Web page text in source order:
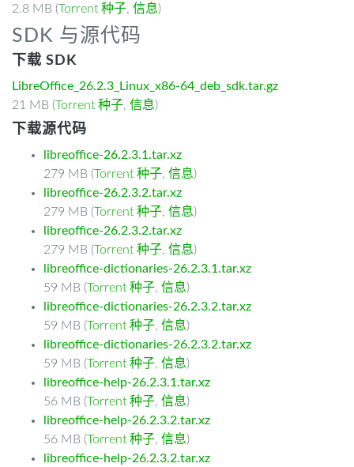
2.8 MB (Torrent 种子, 信息)
SDK 与源代码
下载 SDK
LibreOffice_26.2.3_Linux_x86-64_deb_sdk.tar.gz
21 MB (Torrent 种子, 信息)
下载源代码
libreoffice-26.2.3.1.tar.xz
279 MB (Torrent 种子, 信息)
libreoffice-26.2.3.2.tar.xz
279 MB (Torrent 种子, 信息)
libreoffice-26.2.3.2.tar.xz
279 MB (Torrent 种子, 信息)
libreoffice-dictionaries-26.2.3.1.tar.xz
59 MB (Torrent 种子, 信息)
libreoffice-dictionaries-26.2.3.2.tar.xz
59 MB (Torrent 种子, 信息)
libreoffice-dictionaries-26.2.3.2.tar.xz
59 MB (Torrent 种子, 信息)
libreoffice-help-26.2.3.1.tar.xz
56 MB (Torrent 种子, 信息)
libreoffice-help-26.2.3.2.tar.xz
56 MB (Torrent 种子, 信息)
libreoffice-help-26.2.3.2.tar.xz